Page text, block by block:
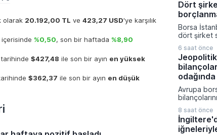
olarak 20.192,00 TL ve 423,27 USD'ye karşılık
%0,50, son bir haftada %8,90
$427,48 ile son bir ayın en yüksek
$362,37 ile son bir ayın en düşük
devam
toplumu
çağırdı.
Devleti'ni
yineleyen
sivil
ateşkes ve
uyulması
Dört
Borsa
dört şirket
hedeflerine
Sermaye
yapılan
Ağustos
sermaye
ve
önemli
kapsıyor.
6 saat önce
odağında
Avrupa
bölge
veriler ve
8 saat önce